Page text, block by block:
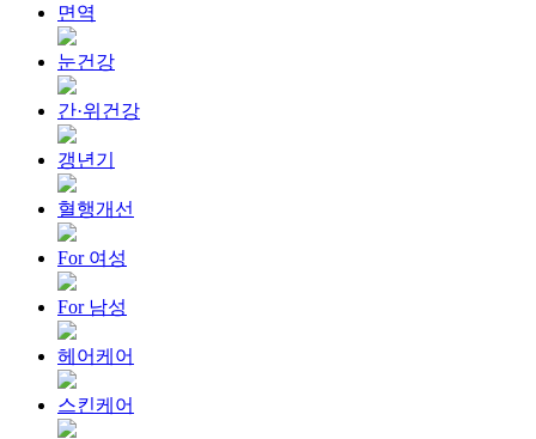
면역
눈건강
간·위건강
갱년기
혈행개선
For 여성
For 남성
헤어케어
스킨케어